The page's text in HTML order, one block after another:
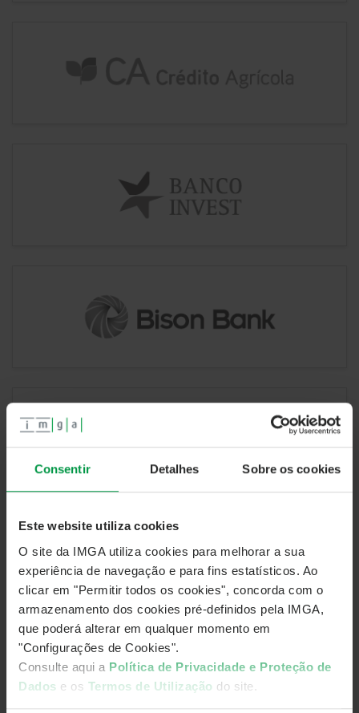
Consentir Detalhes Sobre os cookies
Este website utiliza cookies
O site da IMGA utiliza cookies para melhorar a sua
experiência de navegação e para fins estatísticos. Ao
clicar em "Permitir todos os cookies", concorda com o
armazenamento dos cookies pré-definidos pela IMGA,
que poderá alterar em qualquer momento em
"Configurações de Cookies".
Consulte aqui a Política de Privacidade e Proteção de
Dados e os Termos de Utilização do site.